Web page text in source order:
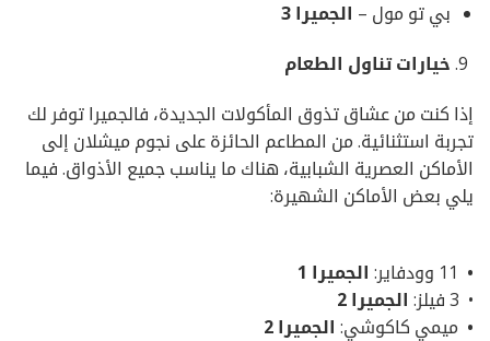
بي تو مول –الجميرا 3
خياراتتناول الطعام
إذا كنت من عشاق تذوق المأكولات الجديدة، فالجميرا توفر لك
تجربة استثنائية. من المطاعم الحائزة على نجوم ميشلان إلى
الأماكن العصرية الشبابية، هناك ما يناسب جميع الأذواق. فيما
يلي بعض الأماكن الشهيرة:
• 11 وودفاير: الجميرا 1
• 3 فيلز:
الجميرا 2
• ميمي كاكوشي: الجميرا 2